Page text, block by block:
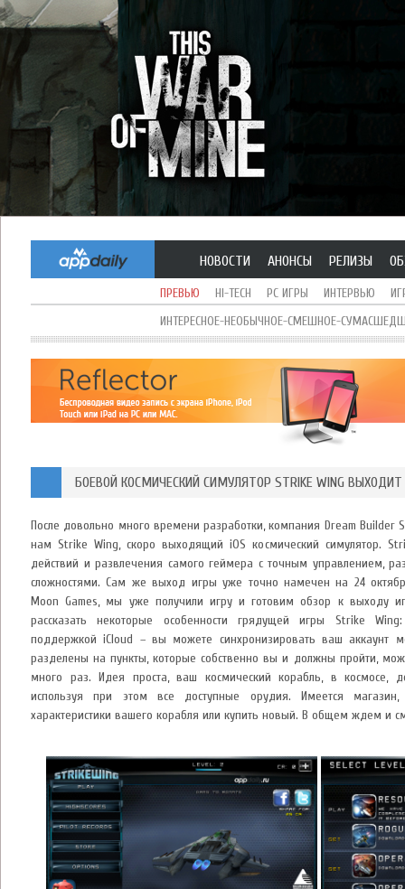
НОВОСТИ АНОНСЫ РЕЛИЗЫ
ПРЕВЬЮ HI-TECH PC ИГРЫ ИНТЕРВЬЮ
ИНТЕРЕСНОЕ-НЕОБЫЧНОЕ-СМЕШНОЕ-
БОЕВОЙ КОСМИЧЕСКИЙ СИМУЛЯТОР STRIKE WING
После довольно много времени разработки, компания Dream Builder
нам Strike Wing, скоро выходящий iOS космический симулятор.
действий и развлечения самого геймера с точным управлением,
сложностями. Сам же выход игры уже точно намечен на 24
Moon Games, мы уже получили игру и готовим обзор к выходу
рассказать некоторые особенности грядущей игры Strike
поддержкой iCloud – вы можете синхронизировать ваш аккаунт
разделены на пункты, которые собственно вы и должны пройти,
много раз. Идея проста, ваш космический корабль, в космосе,
используя при этом все доступные орудия. Имеется
характеристики вашего корабля или купить новый. В общем ждем и